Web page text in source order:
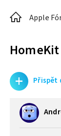
Apple
+ Přispět